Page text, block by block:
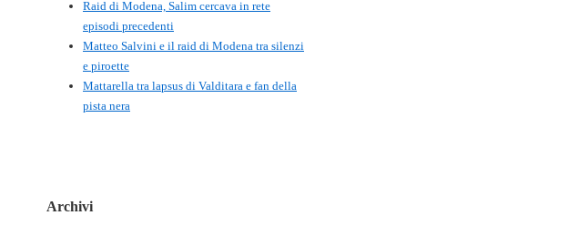
Raid di Modena, Salim cercava in rete
episodi precedenti
Matteo Salvini e il raid di Modena tra silenzi
e piroette
Mattarella tra lapsus di Valditara e fan della
pista nera
Archivi